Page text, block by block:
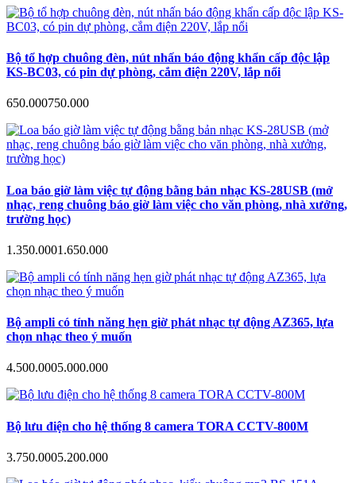
Bộ tổ hợp chuông đèn, nút nhấn báo động khẩn cấp độc lập
KS-BC03, có pin dự phòng, cắm điện 220V, lắp nổi
650.000750.000
Loa báo giờ làm việc tự động bằng bản nhạc KS-28USB (mở
nhạc, reng chuông báo giờ làm việc cho văn phòng, nhà xưởng,
trường học)
1.350.0001.650.000
Bộ ampli có tính năng hẹn giờ phát nhạc tự động AZ365, lựa
chọn nhạc theo ý muốn
4.500.0005.000.000
Bộ lưu điện cho hệ thống 8 camera TORA CCTV-800M
3.750.0005.200.000